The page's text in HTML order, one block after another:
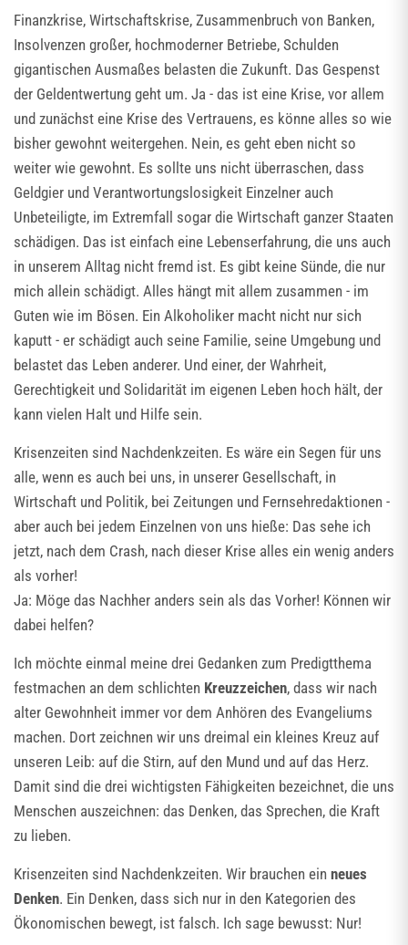
Finanzkrise, Wirtschaftskrise, Zusammenbruch von Banken,
Insolvenzen großer, hochmoderner Betriebe, Schulden
gigantischen Ausmaßes belasten die Zukunft. Das Gespenst
der Geldentwertung geht um. Ja - das ist eine Krise, vor allem
und zunächst eine Krise des Vertrauens, es könne alles so wie
bisher gewohnt weitergehen. Nein, es geht eben nicht so
weiter wie gewohnt. Es sollte uns nicht überraschen, dass
Geldgier und Verantwortungslosigkeit Einzelner auch
Unbeteiligte, im Extremfall sogar die Wirtschaft ganzer Staaten
schädigen. Das ist einfach eine Lebenserfahrung, die uns auch
in unserem Alltag nicht fremd ist. Es gibt keine Sünde, die nur
mich allein schädigt. Alles hängt mit allem zusammen - im
Guten wie im Bösen. Ein Alkoholiker macht nicht nur sich
kaputt - er schädigt auch seine Familie, seine Umgebung und
belastet das Leben anderer. Und einer, der Wahrheit,
Gerechtigkeit und Solidarität im eigenen Leben hoch hält, der
kann vielen Halt und Hilfe sein.
Krisenzeiten sind Nachdenkzeiten. Es wäre ein Segen für uns
alle, wenn es auch bei uns, in unserer Gesellschaft, in
Wirtschaft und Politik, bei Zeitungen und Fernsehredaktionen -
aber auch bei jedem Einzelnen von uns hieße: Das sehe ich
jetzt, nach dem Crash, nach dieser Krise alles ein wenig anders
als vorher!
Ja: Möge das Nachher anders sein als das Vorher! Können wir
dabei helfen?
Ich möchte einmal meine drei Gedanken zum Predigtthema
festmachen an dem schlichten Kreuzzeichen, dass wir nach
alter Gewohnheit immer vor dem Anhören des Evangeliums
machen. Dort zeichnen wir uns dreimal ein kleines Kreuz auf
unseren Leib: auf die Stirn, auf den Mund und auf das Herz.
Damit sind die drei wichtigsten Fähigkeiten bezeichnet, die uns
Menschen auszeichnen: das Denken, das Sprechen, die Kraft
zu lieben.
Krisenzeiten sind Nachdenkzeiten. Wir brauchen ein neues
Denken. Ein Denken, dass sich nur in den Kategorien des
Ökonomischen bewegt, ist falsch. Ich sage bewusst: Nur!